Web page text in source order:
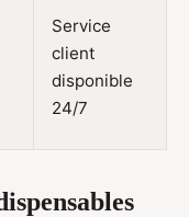
Service
client
disponible
24/7